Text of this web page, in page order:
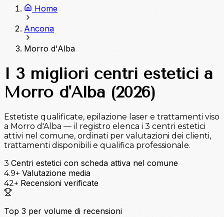
Home
Ancona
Morro d'Alba
I 3 migliori centri estetici a
Morro d'Alba (2026)
Estetiste qualificate, epilazione laser e trattamenti viso
a Morro d'Alba — il registro elenca i 3 centri estetici
attivi nel comune, ordinati per valutazioni dei clienti,
trattamenti disponibili e qualifica professionale.
3 Centri estetici con scheda attiva nel comune
4.9+ Valutazione media
42+ Recensioni verificate
Top 3 per volume di recensioni